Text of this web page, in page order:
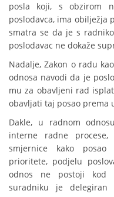
posla koji, s obzirom
poslodavca, ima obilježja
smatra se da je s
poslodavac ne dokaže
Nadalje, Zakon o radu
odnosa navodi da je
mu za obavljeni rad
obavljati taj posao prema
Dakle, u radnom
interne radne
smjernice kako
prioritete, podjelu
odnos ne postoji kod
suradniku je